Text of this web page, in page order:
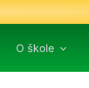
O škole